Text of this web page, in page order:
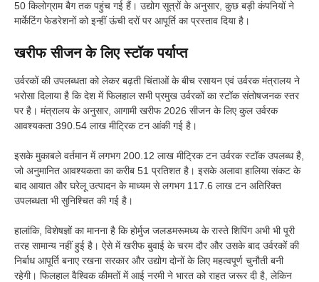
50 किलोग्राम बैग तक पहुंच गई हैं। उद्योग सूत्रों के अनुसार, कुछ बड़ी कंपनियों ने
मार्केटिंग फेडरेशनों को इन्हीं ऊंची दरों पर आपूर्ति का प्रस्ताव दिया है।
खरीफ सीजन के लिए स्टॉक पर्याप्त
उर्वरकों की उपलब्धता को लेकर बढ़ती चिंताओं के बीच रसायन एवं उर्वरक मंत्रालय ने
भरोसा दिलाया है कि देश में फिलहाल सभी प्रमुख उर्वरकों का स्टॉक संतोषजनक स्तर
पर है। मंत्रालय के अनुसार, आगामी खरीफ 2026 सीजन के लिए कुल उर्वरक
आवश्यकता 390.54 लाख मीट्रिक टन आंकी गई है।
इसके मुकाबले वर्तमान में लगभग 200.12 लाख मीट्रिक टन उर्वरक स्टॉक उपलब्ध है,
जो अनुमानित आवश्यकता का करीब 51 प्रतिशत है। इसके अलावा हालिया संकट के
बाद आयात और घरेलू उत्पादन के माध्यम से लगभग 117.6 लाख टन अतिरिक्त
उपलब्धता भी सुनिश्चित की गई है।
हालांकि, विशेषज्ञों का मानना है कि होर्मुज जलडमरूमध्य के रास्ते शिपिंग अभी भी पूरी
तरह सामान्य नहीं हुई है। ऐसे में खरीफ बुवाई के चरम दौर और उसके बाद उर्वरकों की
निर्बाध आपूर्ति बनाए रखना सरकार और उद्योग दोनों के लिए महत्वपूर्ण चुनौती बनी
रहेगी। फिलहाल वैश्विक कीमतों में आई नरमी ने भारत को राहत जरूर दी है, लेकिन